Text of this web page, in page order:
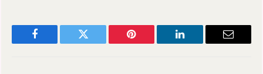
Facebook Twitter Pinterest LinkedIn Email